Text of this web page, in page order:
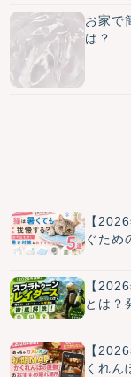
お家で
は？
【
ぐため
【
とは？
【
くれん